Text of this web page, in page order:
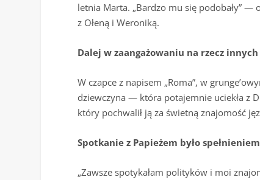
letnia Marta. „Bardzo mu się podobały” —
z Ołeną i Weroniką.
Dalej w zaangażowaniu na rzecz innych
W czapce z napisem „Roma”, w
dziewczyna — która potajemnie uciekła z
który pochwalił ją za świetną znajomość
Spotkanie z Papieżem było
„Zawsze spotykałam polityków i moi